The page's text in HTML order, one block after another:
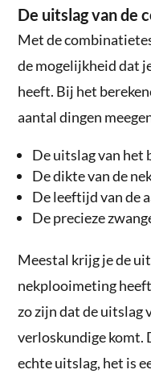
De uitslag van de
Met de
de mogelijkheid dat
heeft. Bij het
aantal dingen
De uitslag van het
De dikte van de
De leeftijd van de
De precieze
Meestal krijg je de
nekplooimeting
zo zijn dat de uitslag
verloskundige komt.
echte uitslag, het is